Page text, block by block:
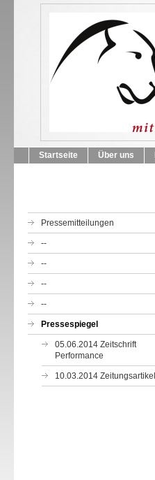
Startseite Über uns
Pressemitteilungen
--
--
--
--
Pressespiegel
05.06.2014 Zeitschrift
Performance
10.03.2014 Zeitungsartikel